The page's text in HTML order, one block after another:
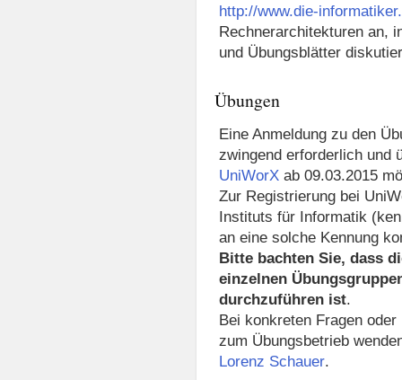
http://www.die-
Rechnerarchitekturen an,
und Übungsblätter
Übungen
Eine Anmeldung zu den
zwingend erforderlich und
UniWorX ab 09.03.2015
Zur Registrierung bei
Instituts für Informatik
an eine solche Kennung
Bitte bachten Sie, dass
einzelnen
durchzuführen ist.
Bei konkreten Fragen
zum Übungsbetrieb
Lorenz Schauer.